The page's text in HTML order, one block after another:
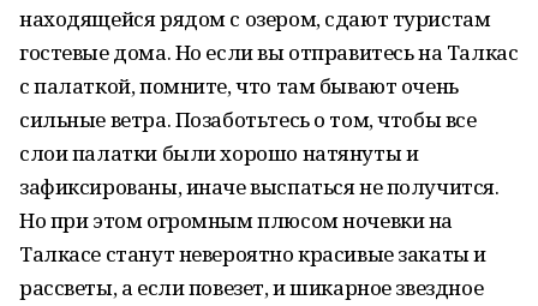
находящейся рядом с озером, сдают туристам
гостевые дома. Но если вы отправитесь на Талкас
с палаткой, помните, что там бывают очень
сильные ветра. Позаботьтесь о том, чтобы все
слои палатки были хорошо натянуты и
зафиксированы, иначе выспаться не получится.
Но при этом огромным плюсом ночевки на
Талкасе станут невероятно красивые закаты и
рассветы, а если повезет, и шикарное звездное